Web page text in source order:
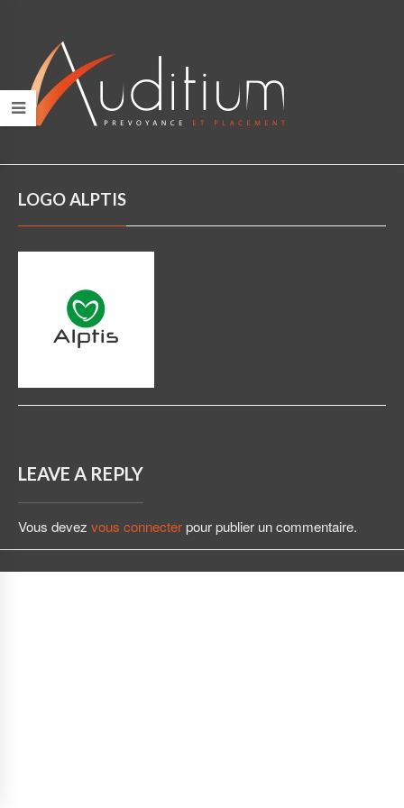
LOGO ALPTIS
LEAVE A REPLY
Vous devez vous connecterpour publier un commentaire.